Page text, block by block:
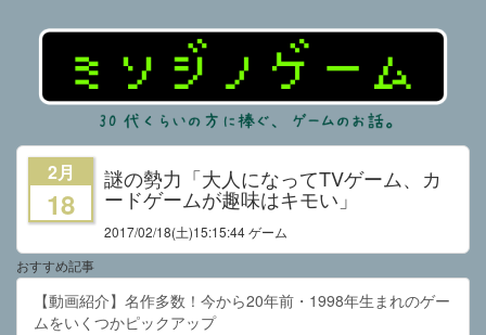
2月
18
謎の勢力「大人になってTVゲーム、カ
ードゲームが趣味はキモい」
2017/02/18(土)15:15:44 ゲーム
おすすめ記事
【動画紹介】名作多数！今から20年前・1998年生まれのゲー
ムをいくつかピックアップ